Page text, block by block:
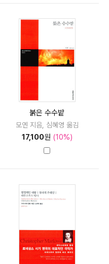
붉은 수수밭
모옌 지음, 심혜영 옮김
17,100원 (10%)